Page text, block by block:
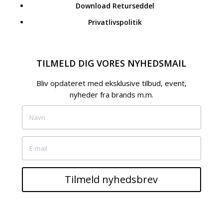
Download Returseddel
Privatlivspolitik
TILMELD DIG VORES NYHEDSMAIL
Bliv opdateret med eksklusive tilbud, event,
nyheder fra brands m.m.
Tilmeld nyhedsbrev